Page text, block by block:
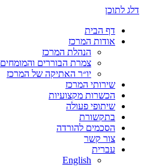
דלג לתוכן
דף הבית
אודות המרכז
הנהלת המרכז
צמרת הבוררים והמומחים
יו״ר האתיקה של המרכז
שירותי המרכז
הכשרות מקצועיות
שיתופי פעולה
בתקשורת
הסכמים להורדה
צור קשר
עברית
English